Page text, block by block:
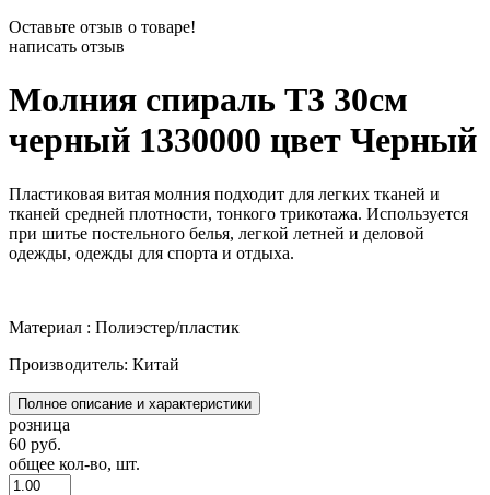
Оставьте отзыв о товаре!
написать отзыв
Молния спираль Т3 30см
черный 1330000 цвет Черный
Пластиковая витая молния подходит для легких тканей и
тканей средней плотности, тонкого трикотажа. Используется
при шитье постельного белья, легкой летней и деловой
одежды, одежды для спорта и отдыха.
Материал : Полиэстер/пластик
Производитель: Китай
Полное описание и характеристики
розница
60 руб.
общее кол-во, шт.